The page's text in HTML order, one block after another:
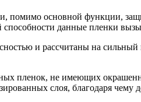
помимо основной функции,
способности данные пленки
и рассчитаны на
пленок, не имеющих
слоя, благодаря чему